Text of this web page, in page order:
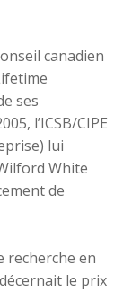
canadien
ses
l’ICSB/CIPE
lui
White
de
recherche en
le prix